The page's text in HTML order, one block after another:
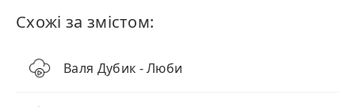
Схожі за змістом:
Валя Дубик - Люби